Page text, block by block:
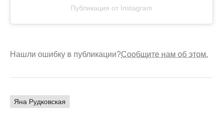
Публикация от Instagram
Нашли ошибку в публикации?Сообщите нам об этом.
Яна Рудковская